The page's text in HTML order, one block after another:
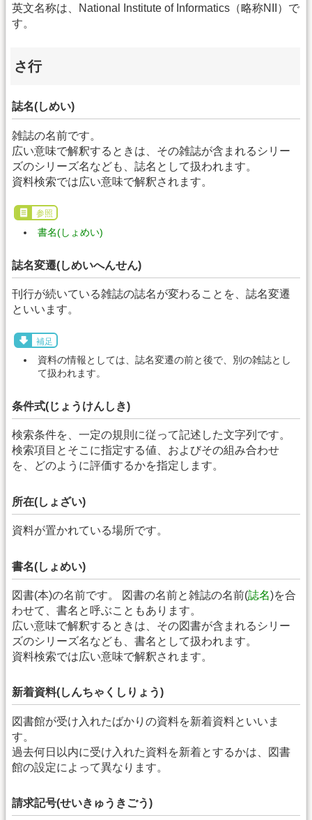
英文名称は、National Institute of Informatics（略称NII）で
す。
さ行
誌名(しめい)
雑誌の名前です。
広い意味で解釈するときは、その雑誌が含まれるシリー
ズのシリーズ名なども、誌名として扱われます。
資料検索では広い意味で解釈されます。
参照
書名(しょめい)
誌名変遷(しめいへんせん)
刊行が続いている雑誌の誌名が変わることを、誌名変遷
といいます。
補足
資料の情報としては、誌名変遷の前と後で、別の雑誌とし
て扱われます。
条件式(じょうけんしき)
検索条件を、一定の規則に従って記述した文字列です。
検索項目とそこに指定する値、およびその組み合わせ
を、どのように評価するかを指定します。
所在(しょざい)
資料が置かれている場所です。
書名(しょめい)
図書(本)の名前です。 図書の名前と雑誌の名前(誌名)を合
わせて、書名と呼ぶこともあります。
広い意味で解釈するときは、その図書が含まれるシリー
ズのシリーズ名なども、書名として扱われます。
資料検索では広い意味で解釈されます。
新着資料(しんちゃくしりょう)
図書館が受け入れたばかりの資料を新着資料といいま
す。
過去何日以内に受け入れた資料を新着とするかは、図書
館の設定によって異なります。
請求記号(せいきゅうきごう)